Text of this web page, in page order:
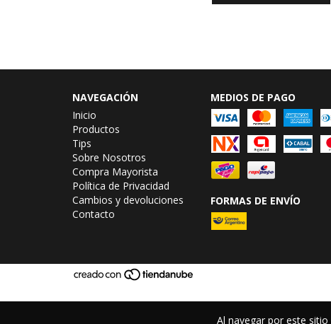
Al navegar por este sitio
NAVEGACIÓN
Inicio
Productos
Tips
Sobre Nosotros
Compra Mayorista
Política de Privacidad
Cambios y devoluciones
Contacto
MEDIOS DE PAGO
FORMAS DE ENVÍO